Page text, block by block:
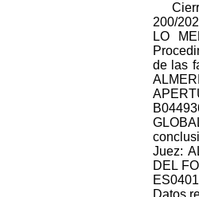
200/
LO
de las
Juez:
DEL
Datos